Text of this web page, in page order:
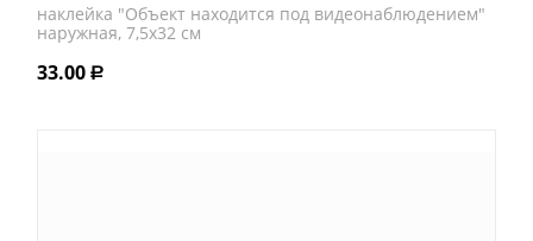
наклейка "Объект находится под видеонаблюдением"
наружная, 7,5х32 см
33.00 Р